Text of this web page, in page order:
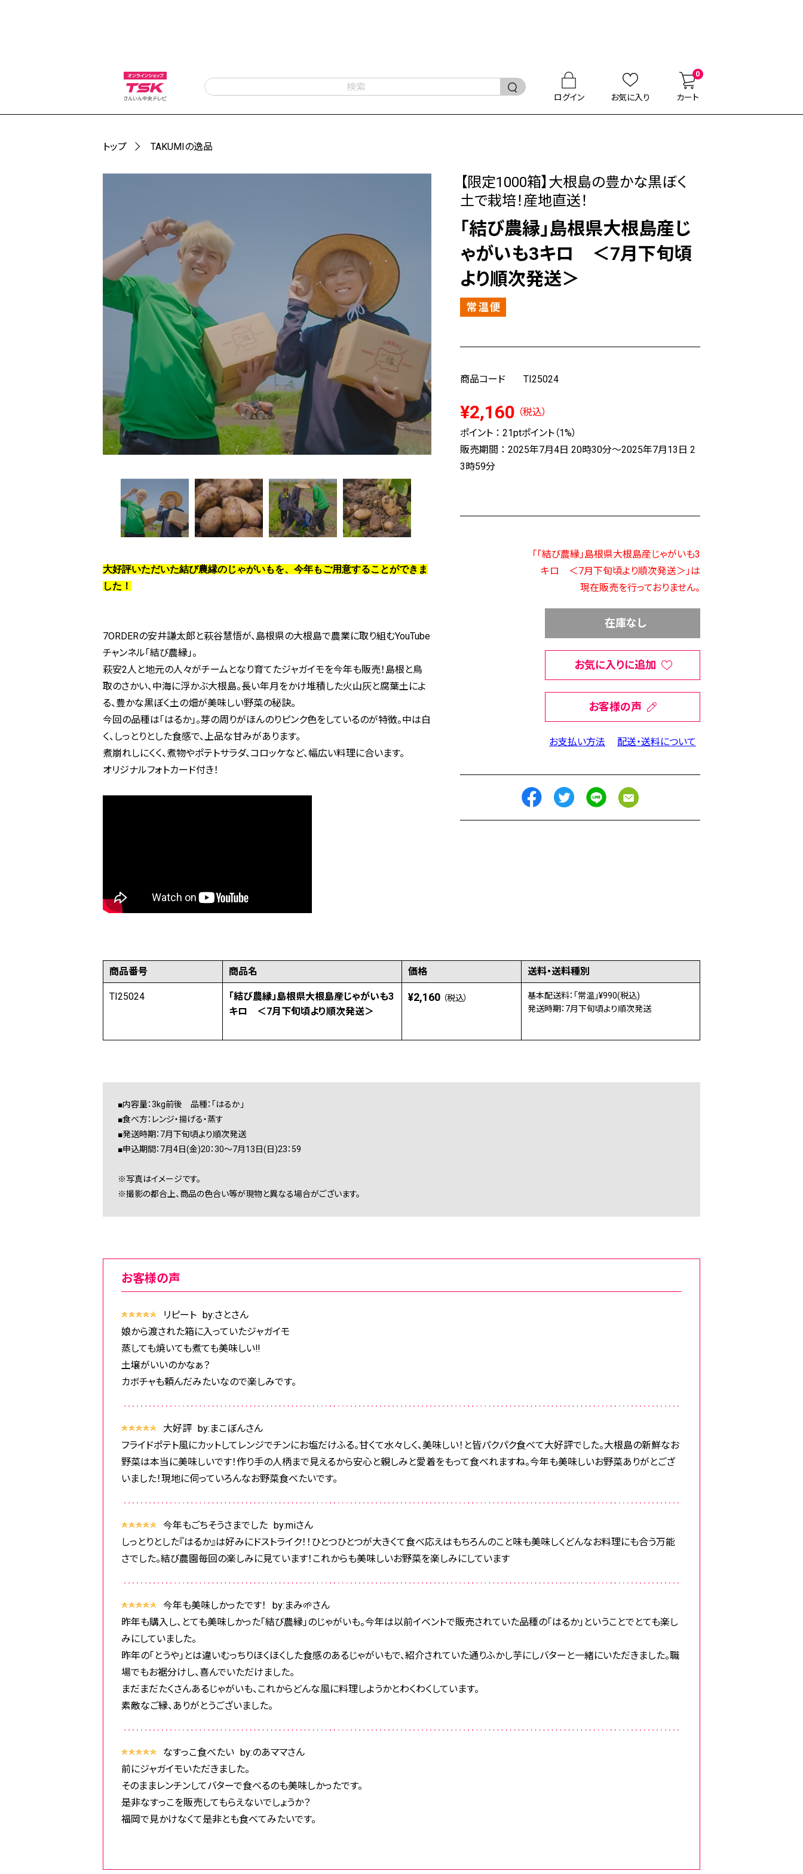
ログイン お気に入り カート
0
トップ TAKUMIの逸品
【限定1000箱】大根島の豊かな黒ぼく
土で栽培！産地直送！
「結び農縁」島根県大根島産じ
ゃがいも3キロ ＜7月下旬頃
より順次発送＞
商品コード TI25024
¥2,160 （税込）
ポイント ： 21ptポイント（1%）
販売期間 ： 2025年7月4日 20時30分～2025年7月13日 2
3時59分
「「結び農縁」島根県大根島産じゃがいも3
キロ ＜7月下旬頃より順次発送＞」は
現在販売を行っておりません。
在庫なし
お気に入りに追加
お客様の声
お支払い方法 配送・送料について
大好評いただいた結び農縁のじゃがいもを、今年もご用意することができま
した！
7ORDERの安井謙太郎と萩谷慧悟が、島根県の大根島で農業に取り組むYouTube
チャンネル「結び農縁」。
萩安2人と地元の人々がチームとなり育てたジャガイモを今年も販売！島根と鳥
取のさかい、中海に浮かぶ大根島。長い年月をかけ堆積した火山灰と腐葉土によ
る、豊かな黒ぼく土の畑が美味しい野菜の秘訣。
今回の品種は「はるか」。芽の周りがほんのりピンク色をしているのが特徴。中は白
く、しっとりとした食感で、上品な甘みがあります。
煮崩れしにくく、煮物やポテトサラダ、コロッケなど、幅広い料理に合います。
オリジナルフォトカード付き！
商品番号 商品名 価格 送料・送料種別
TI25024
「結び農縁」島根県大根島産じゃがいも3
キロ ＜7月下旬頃より順次発送＞
¥2,160 （税込）
基本配送料：「常温」¥990(税込)
発送時期：7月下旬頃より順次発送
■内容量：3kg前後 品種：「はるか」
■食べ方：レンジ・揚げる・蒸す
■発送時期：7月下旬頃より順次発送
■申込期間：7月4日(金)20：30～7月13日(日)23：59
※写真はイメージです。
※撮影の都合上、商品の色合い等が現物と異なる場合がございます。
お客様の声
リピート by:さとさん
娘から渡された箱に入っていたジャガイモ
蒸しても焼いても煮ても美味しい‼️
土壌がいいのかなぁ？
カボチャも頼んだみたいなので楽しみです。
大好評 by:まこぼんさん
フライドポテト風にカットしてレンジでチンにお塩だけふる。甘くて水々しく、美味しい！と皆パクパク食べて大好評でした。大根島の新鮮なお
野菜は本当に美味しいです！作り手の人柄まで見えるから安心と親しみと愛着をもって食べれますね。今年も美味しいお野菜ありがとござ
いました！現地に伺っていろんなお野菜食べたいです。
今年もごちそうさまでした by:miさん
しっとりとした『はるか』は好みにドストライク！！ひとつひとつが大きくて食べ応えはもちろんのこと味も美味しくどんなお料理にも合う万能
さでした。結び農園毎回の楽しみに見ています！これからも美味しいお野菜を楽しみにしています
今年も美味しかったです！
by:まみ🌱さん
昨年も購入し、とても美味しかった「結び農縁」のじゃがいも。今年は以前イベントで販売されていた品種の「はるか」ということでとても楽し
みにしていました。
昨年の「とうや」とは違いむっちりほくほくした食感のあるじゃがいもで、紹介されていた通りふかし芋にしバターと一緒にいただきました。職
場でもお裾分けし、喜んでいただけました。
まだまだたくさんあるじゃがいも、これからどんな風に料理しようかとわくわくしています。
素敵なご縁、ありがとうございました。
なすっこ食べたい by:のあママさん
前にジャガイモいただきました。
そのままレンチンしてバターで食べるのも美味しかったです。
是非なすっこを販売してもらえないでしょうか？
福岡で見かけなくて是非とも食べてみたいです。